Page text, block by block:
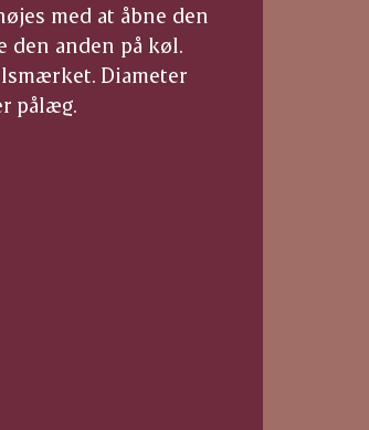
med at åbne den
den anden på køl.
Diameter
pålæg.